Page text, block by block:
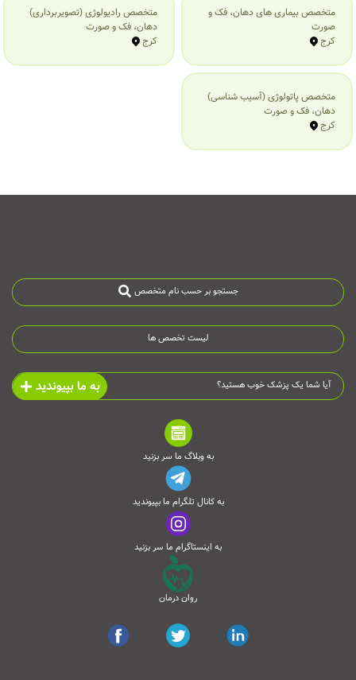
متخصص بیماری‌ های دهان، فک و
صورت
کرج
متخصص رادیولوژی (تصویربرداری)
دهان، فک و صورت
کرج
متخصص پاتولوژی (آسیب شناسی)
دهان، فک و صورت
کرج
جستجو بر حسب نام متخصص
لیست تخصص ها
آیا شما یک پزشک خوب هستید؟ به ما بپیوندید
به وبلاگ ما سر بزنید
به کانال تلگرام ما بپیوندید
به اینستاگرام ما سر بزنید
روان درمان